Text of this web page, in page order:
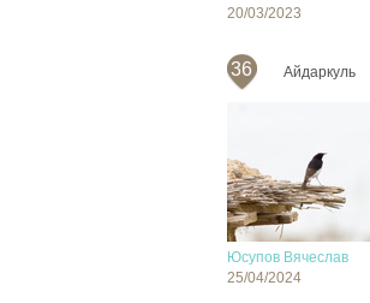
20/03/2023
36 Айдаркуль
Юсупов Вячеслав
25/04/2024